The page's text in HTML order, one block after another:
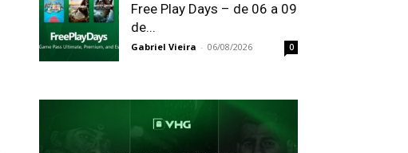
Free Play Days – de 06 a 09
de...
Gabriel Vieira - 06/08/2026 0